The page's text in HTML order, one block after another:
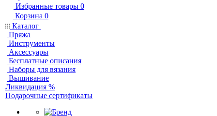
Избранные товары 0
Корзина 0
Каталог
Пряжа
Инструменты
Аксессуары
Бесплатные описания
Наборы для вязания
Вышивание
Ликвидация %
Подарочные сертификаты